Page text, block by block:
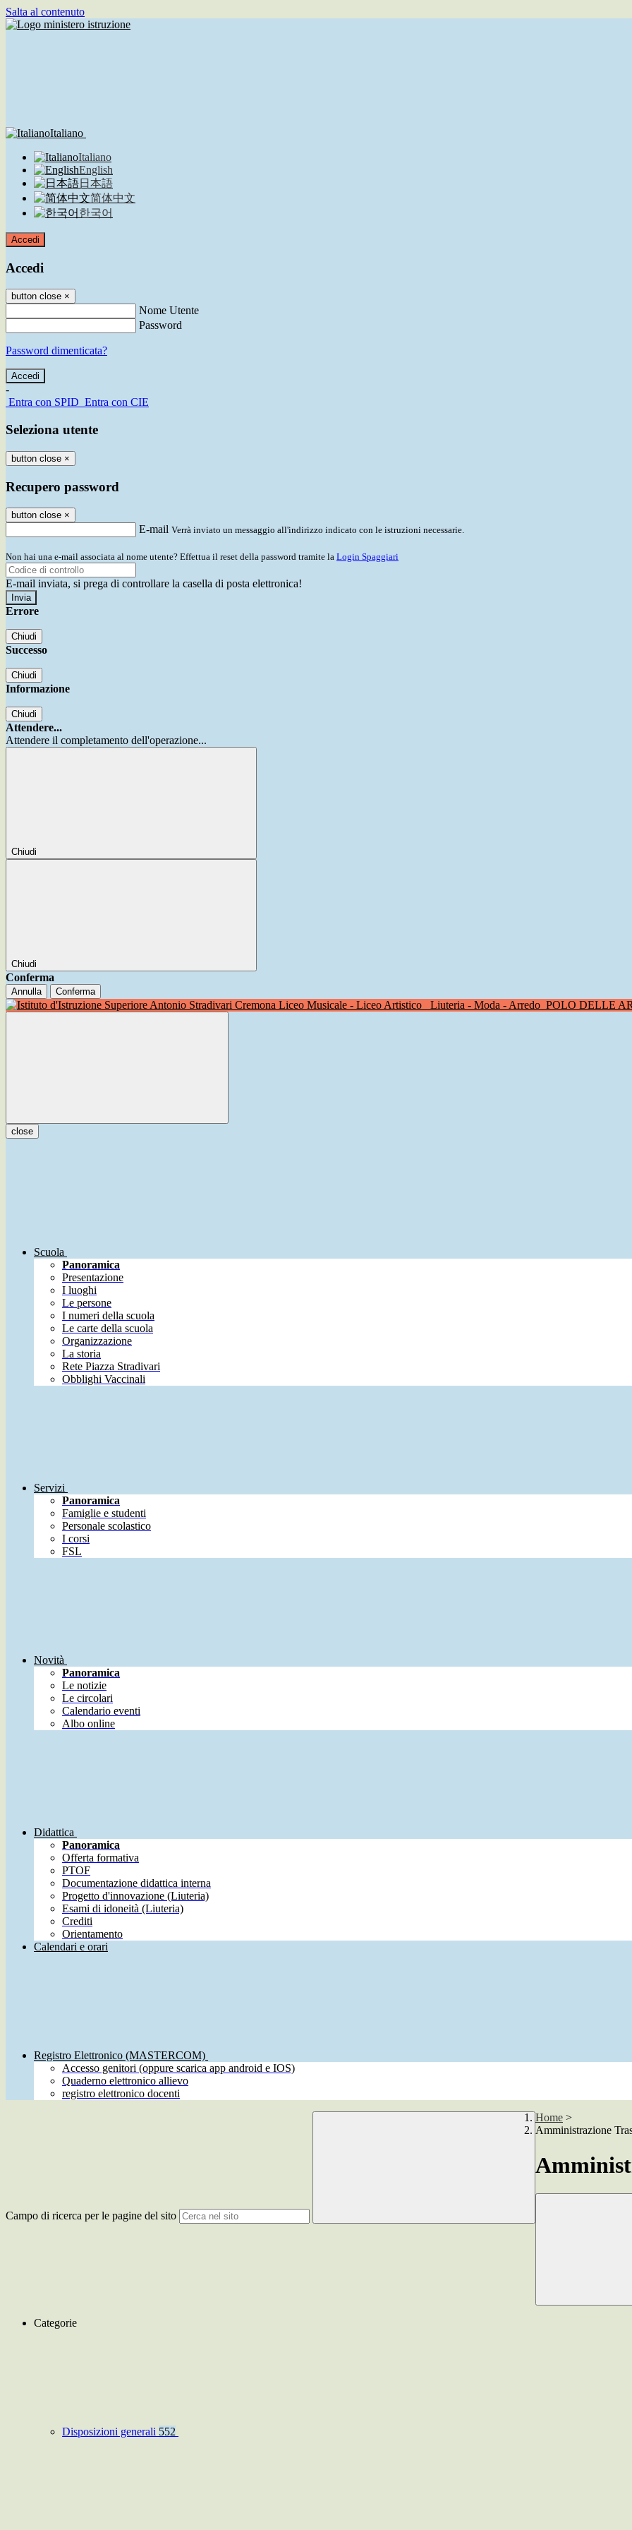
Salta al contenuto
Italiano
Italiano
English
日本語
简体中文
한국어
Accedi
Accedi
button close ×
Nome Utente
Password
Password dimenticata?
-
Entra con SPID Entra con CIE
Seleziona utente
button close ×
Recupero password
button close ×
E-mail Verrà inviato un messaggio all'indirizzo indicato con le istruzioni necessarie.
Non hai una e-mail associata al nome utente? Effettua il reset della password tramite la Login Spaggiari
E-mail inviata, si prega di controllare la casella di posta elettronica!
Errore
Chiudi
Successo
Chiudi
Informazione
Chiudi
Attendere...
Attendere il completamento dell'operazione...
Chiudi
Chiudi
Conferma
Annulla Conferma
Liceo Musicale - Liceo Artistico Liuteria - Moda - Arredo POLO DELLE
close
Scuola
Panoramica
Presentazione
I luoghi
Le persone
I numeri della scuola
Le carte della scuola
Organizzazione
La storia
Rete Piazza Stradivari
Obblighi Vaccinali
Servizi
Panoramica
Famiglie e studenti
Personale scolastico
I corsi
FSL
Novità
Panoramica
Le notizie
Le circolari
Calendario eventi
Albo online
Didattica
Panoramica
Offerta formativa
PTOF
Documentazione didattica interna
Progetto d'innovazione (Liuteria)
Esami di idoneità (Liuteria)
Crediti
Orientamento
Calendari e orari
Registro Elettronico (MASTERCOM)
Accesso genitori (oppure scarica app android e IOS)
Quaderno elettronico allievo
registro elettronico docenti
Campo di ricerca per le pagine del sito
Home >
Amministrazione
Categorie
Disposizioni generali 552